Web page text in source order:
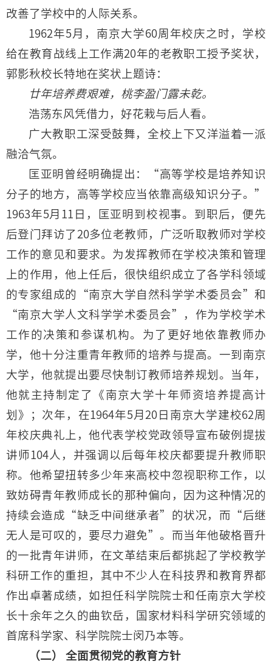
改善了学校中的人际关系。
1962年5月，南京大学60周年校庆之时，学校
给在教育战线上工作满20年的老教职工授予奖状，
郭影秋校长特地在奖状上题诗：
廿年培养费艰难，桃李盈门露未乾。
浩荡东风凭借力，好花栽与后人看。
广大教职工深受鼓舞，全校上下又洋溢着一派
融洽气氛。
匡亚明曾经明确提出：“高等学校是培养知识
分子的地方，高等学校应当依靠高级知识分子。”
1963年5月11日，匡亚明到校视事。到职后，便先
后登门拜访了20多位老教师，广泛听取教师对学校
工作的意见和要求。为发挥教师在学校决策和管理
上的作用，他上任后，很快组织成立了各学科领域
的专家组成的“南京大学自然科学学术委员会”和
“南京大学人文科学学术委员会”，作为学校学术
工作的决策和参谋机构。为了更好地依靠教师办
学，他十分注重青年教师的培养与提高。一到南京
大学，他就提出要尽快制订教师培养规划。当年，
他就主持制定了《南京大学十年师资培养提高计
划》；次年，在1964年5月20日南京大学建校62周
年校庆典礼上，他代表学校党政领导宣布破例提拔
讲师104人，并强调以后每年校庆都要提升教师职
称。他希望扭转多少年来高校中忽视职称工作，以
致妨碍青年教师成长的那种偏向，因为这种情况的
持续会造成“缺乏中间继承者”的状况，而“后继
无人是可叹的，要尽力避免”。而当年他破格晋升
的一批青年讲师，在文革结束后都挑起了学校教学
科研工作的重担，其中不少人在科技界和教育界都
作出卓著成绩，如担任科学院院士和任南京大学校
长十余年之久的曲钦岳，国家材料科学研究领域的
首席科学家、科学院院士闵乃本等。
（二） 全面贯彻党的教育方针